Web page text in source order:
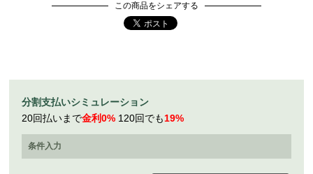
この商品をシェアする
分割支払いシミュレーション
20回払いまで金利0% 120回でも19%
条件入力